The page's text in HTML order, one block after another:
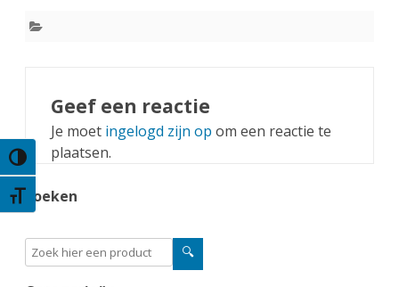
Keuze voor hoog contrast
Kies grootte van het lettertype
Geef een reactie
Je moet ingelogd zijn op om een reactie te
plaatsen.
zoeken